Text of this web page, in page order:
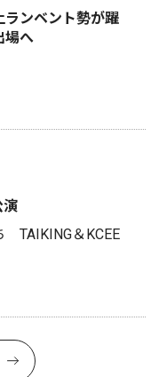
ンベント勢が躍
場へ
演
TAIKING＆KCEE